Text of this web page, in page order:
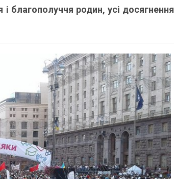
благополуччя родин, усі досягнення